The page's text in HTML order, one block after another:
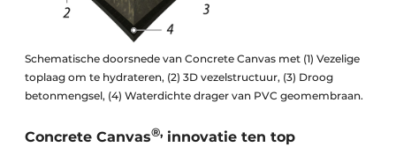
Schematische doorsnede van Concrete Canvas met (1) Vezelige
toplaag om te hydrateren, (2) 3D vezelstructuur, (3) Droog
betonmengsel, (4) Waterdichte drager van PVC geomembraan.
Concrete Canvas®, innovatie ten top